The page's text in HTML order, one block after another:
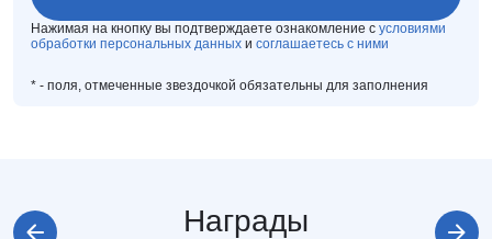
Нажимая на кнопку вы подтверждаете ознакомление с условиями
обработки персональных данных и соглашаетесь с ними
* - поля, отмеченные звездочкой обязательны для заполнения
Награды